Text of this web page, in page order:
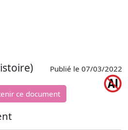
Publié le 07/03/2022
ce document